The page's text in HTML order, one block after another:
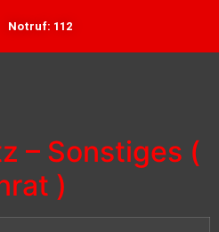
Notruf: 112
– Sonstiges (
)